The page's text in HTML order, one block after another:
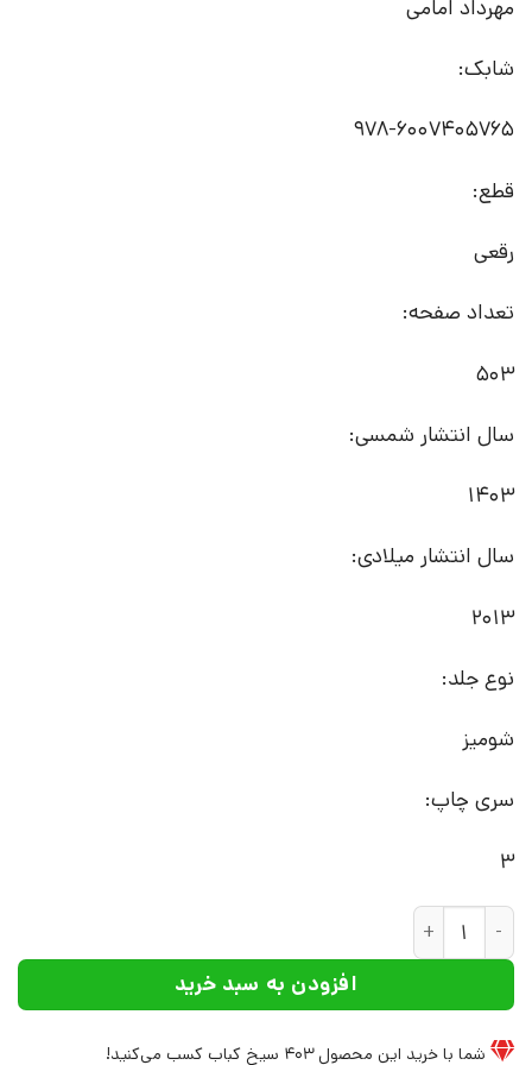
مهرداد امامی
شابک:
قطع:
رقعی
تعداد صفحه:
503
سال انتشار شمسی:
1403
سال انتشار میلادی:
2013
نوع جلد:
شومیز
سری چاپ:
3
کتاب نظریه های ایدئولوژی | انتشارات نشر چرخ عدد
افزودن به سبد خرید
شما با خرید این محصول403 سیخ کباب کسب می‌کنید!